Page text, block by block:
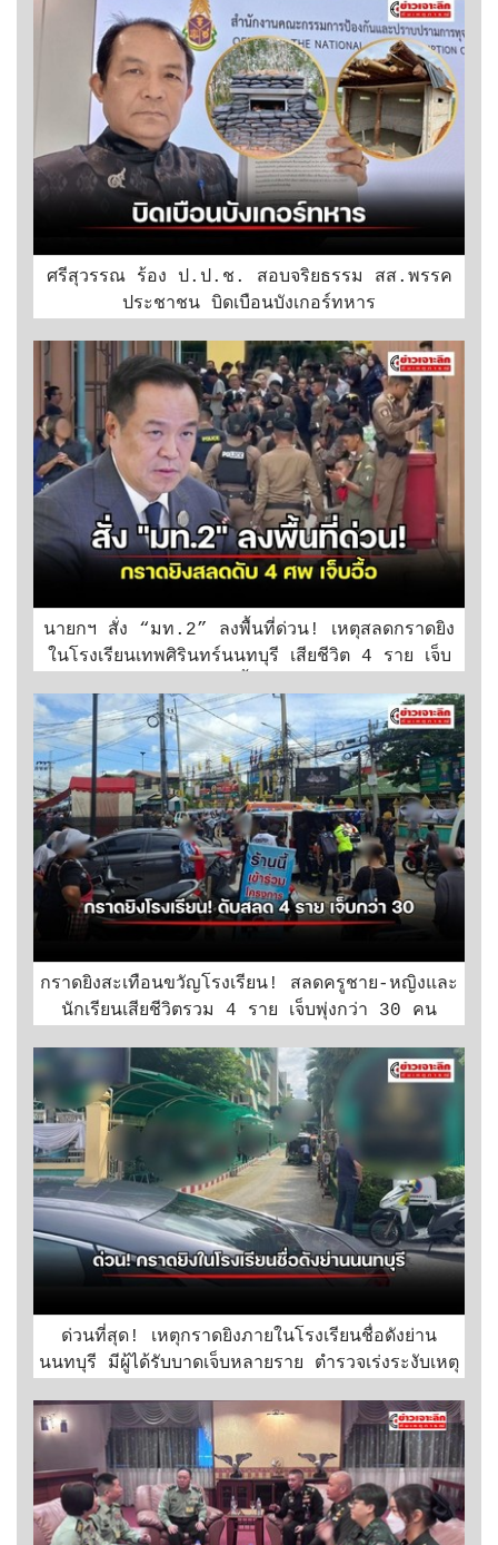
ศรีสุวรรณ ร้อง ป.ป.ช. สอบจริยธรรม สส.พรรค
ประชาชน บิดเบือนบังเกอร์ทหาร
นายกฯ สั่ง “มท.2” ลงพื้นที่ด่วน! เหตุสลดกราดยิง
ในโรงเรียนเทพศิรินทร์นนทบุรี เสียชีวิต 4 ราย เจ็บ
กราดยิงสะเทือนขวัญโรงเรียน! สลดครูชาย-หญิงและ
นักเรียนเสียชีวิตรวม 4 ราย เจ็บพุ่งกว่า 30 คน
ด่วนที่สุด! เหตุกราดยิงภายในโรงเรียนชื่อดังย่าน
นนทบุรี มีผู้ได้รับบาดเจ็บหลายราย ตำรวจเร่งระงับเหตุ